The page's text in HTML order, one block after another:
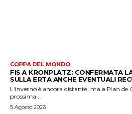
COPPA DEL MONDO
FIS A KRONPLATZ: CONFERMATA
SULLA ERTA ANCHE EVENTUALI
L'inverno è ancora distante, ma a Plan de
prossima...
5 Agosto 2026